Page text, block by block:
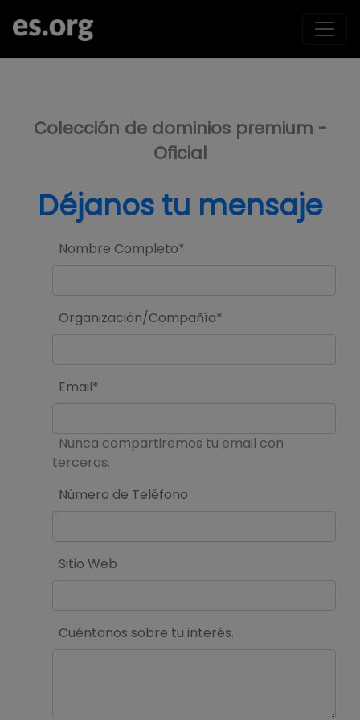
Colección de dominios premium -
Oficial
Déjanos tu mensaje
Nombre Completo*
Organización/Compañía*
Email*
Nunca compartiremos tu email con
terceros.
Número de Teléfono
Sitio Web
Cuéntanos sobre tu interés.